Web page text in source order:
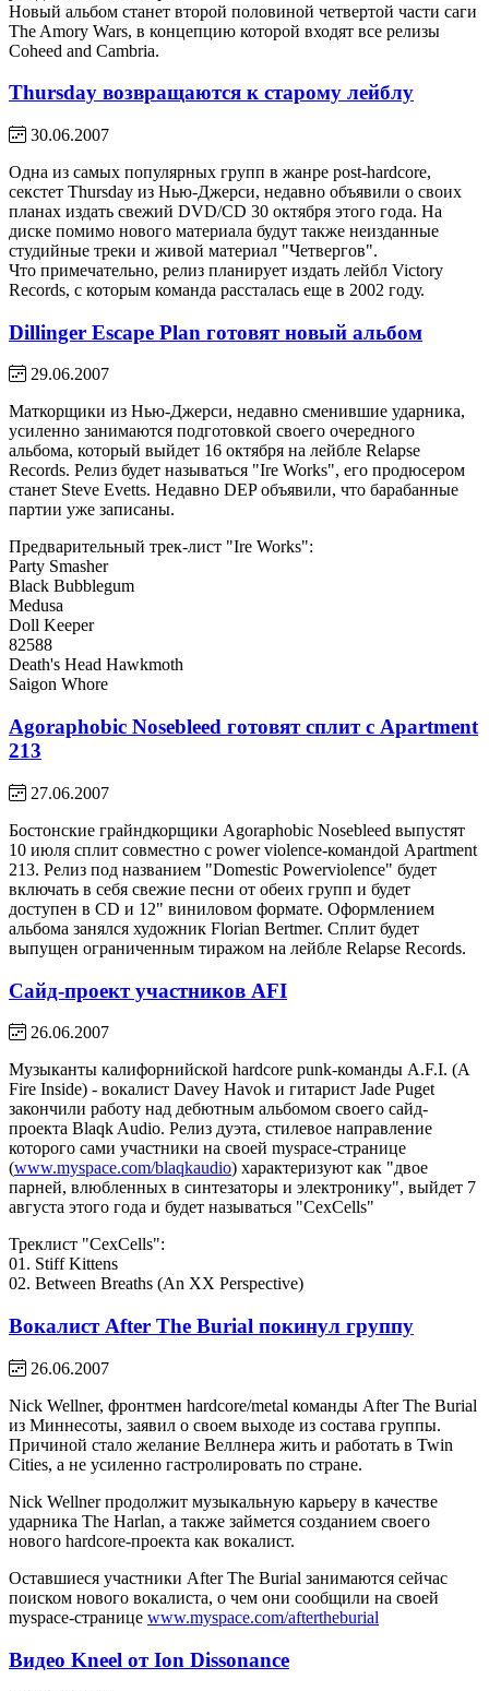
Новый альбом станет второй половиной четвертой части саги
The Amory Wars, в концепцию которой входят все релизы
Coheed and Cambria.
Thursday возвращаются к старому лейблу
30.06.2007
Одна из самых популярных групп в жанре post-hardcore,
секстет Thursday из Нью-Джерси, недавно объявили о своих
планах издать свежий DVD/CD 30 октября этого года. На
диске помимо нового материала будут также неизданные
студийные треки и живой материал "Четвергов".
Что примечательно, релиз планирует издать лейбл Victory
Records, с которым команда рассталась еще в 2002 году.
Dillinger Escape Plan готовят новый альбом
29.06.2007
Маткорщики из Нью-Джерси, недавно сменившие ударника,
усиленно занимаются подготовкой своего очередного
альбома, который выйдет 16 октября на лейбле Relapse
Records. Релиз будет называться "Ire Works", его продюсером
станет Steve Evetts. Недавно DEP объявили, что барабанные
партии уже записаны.
Предварительный трек-лист "Ire Works":
Party Smasher
Black Bubblegum
Medusa
Doll Keeper
82588
Death's Head Hawkmoth
Saigon Whore
Agoraphobic Nosebleed готовят сплит с Apartment
213
27.06.2007
Бостонские грайндкорщики Agoraphobic Nosebleed выпустят
10 июля сплит совместно с power violence-командой Apartment
213. Релиз под названием "Domestic Powerviolence" будет
включать в себя свежие песни от обеих групп и будет
доступен в CD и 12" виниловом формате. Оформлением
альбома занялся художник Florian Bertmer. Сплит будет
выпущен ограниченным тиражом на лейбле Relapse Records.
Сайд-проект участников AFI
26.06.2007
Музыканты калифорнийской hardcore punk-команды A.F.I. (A
Fire Inside) - вокалист Davey Havok и гитарист Jade Puget
закончили работу над дебютным альбомом своего сайд-
проекта Blaqk Audio. Релиз дуэта, стилевое направление
которого сами участники на своей myspace-странице
(www.myspace.com/blaqkaudio) характеризуют как "двое
парней, влюбленных в синтезаторы и электронику", выйдет 7
августа этого года и будет называться "CexCells"
Треклист "CexCells":
01. Stiff Kittens
02. Between Breaths (An XX Perspective)
Вокалист After The Burial покинул группу
26.06.2007
Nick Wellner, фронтмен hardcore/metal команды After The Burial
из Миннесоты, заявил о своем выходе из состава группы.
Причиной стало желание Веллнера жить и работать в Twin
Cities, а не усиленно гастролировать по стране.
Nick Wellner продолжит музыкальную карьеру в качестве
ударника The Harlan, а также займется созданием своего
нового hardcore-проекта как вокалист.
Оставшиеся участники After The Burial занимаются сейчас
поиском нового вокалиста, о чем они сообщили на своей
myspace-странице www.myspace.com/aftertheburial
Видео Kneel от Ion Dissonance